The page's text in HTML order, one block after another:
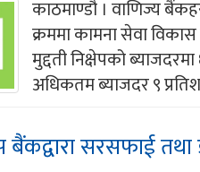
काठमाण्डौ । वाणिज्य
क्रममा कामना सेवा
मुद्दती निक्षेपको
अधिकतम ब्याजदर ९
सरसफाई तथा